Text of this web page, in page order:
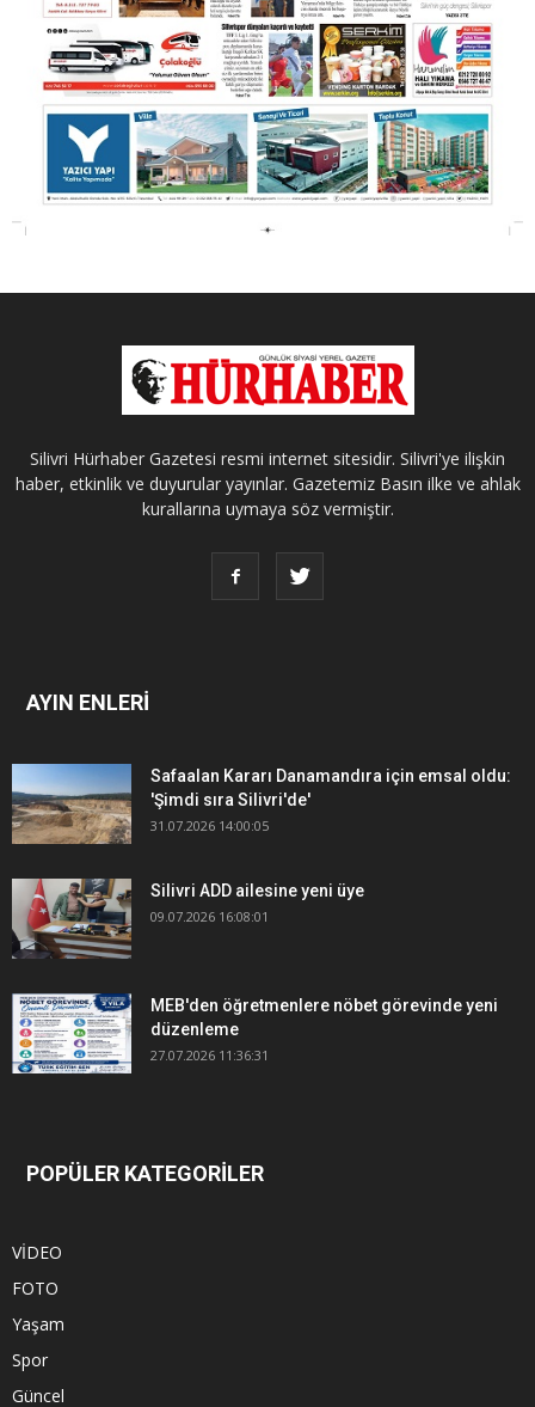
Silivri Hürhaber Gazetesi resmi internet sitesidir. Silivri'ye ilişkin
haber, etkinlik ve duyurular yayınlar. Gazetemiz Basın ilke ve ahlak
kurallarına uymaya söz vermiştir.
AYIN ENLERİ
Safaalan Kararı Danamandıra için emsal oldu:
'Şimdi sıra Silivri'de'
31.07.2026 14:00:05
Silivri ADD ailesine yeni üye
09.07.2026 16:08:01
MEB'den öğretmenlere nöbet görevinde yeni
düzenleme
27.07.2026 11:36:31
POPÜLER KATEGORİLER
VİDEO
FOTO
Yaşam
Spor
Güncel